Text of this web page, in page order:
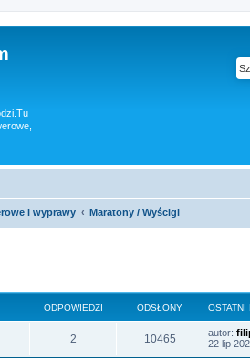
i wyprawy Maratony / Wyścigi
ODPOWIEDZI ODSŁONY OSTATNI
2 10465 autor:
22 lip